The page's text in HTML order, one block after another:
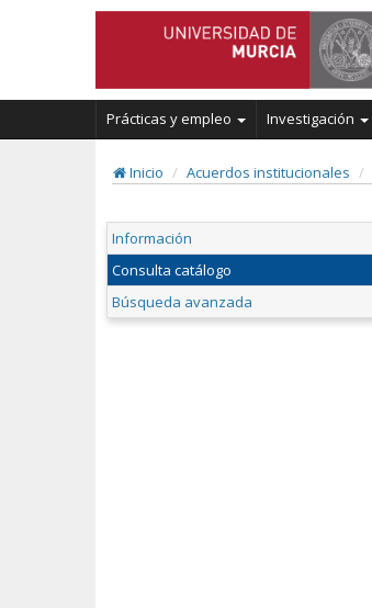
Prácticas y empleo Investigación
Inicio Acuerdos institucionales
Información
Consulta catálogo
Búsqueda avanzada